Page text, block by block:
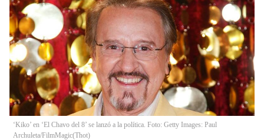
‘Kiko’ en ‘El Chavo del 8’ se lanzó a la política. Foto: Getty Images: Paul
Archuleta/FilmMagic(Thot)